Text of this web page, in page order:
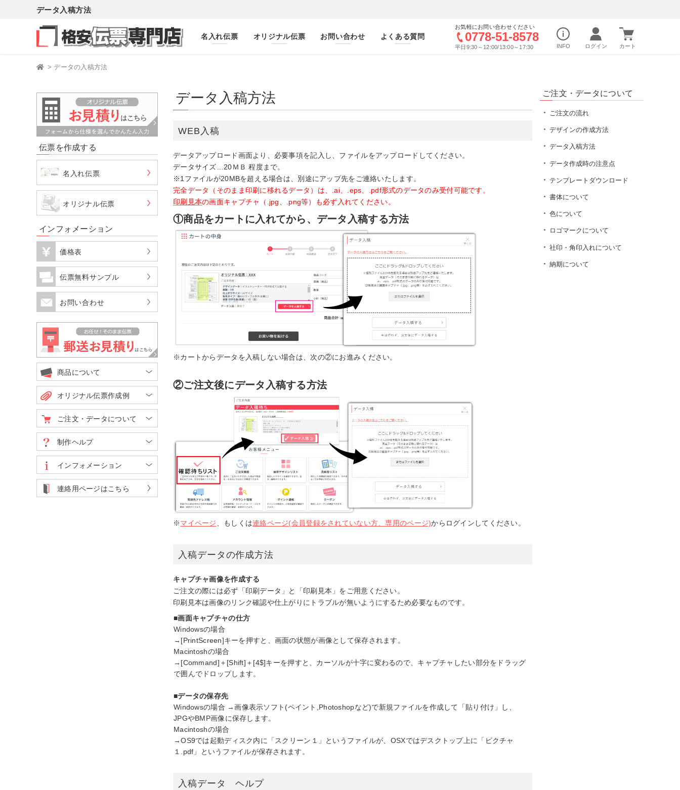
データ入稿方法
名入れ伝票 オリジナル伝票 お問い合わせ よくある質問
お気軽にお問い合わせください
0778-51-8578
平日9:30～12:00/13:00～17:30 INFO
> データの入稿方法
データ入稿方法
WEB入稿
データアップロード画面より、必要事項を記入し、ファイルをアップロードしてください。
データサイズ…20ＭＢ 程度まで。
※1ファイルが20MBを超える場合は、別途にアップ先をご連絡いたします。
完全データ（そのまま印刷に移れるデータ）は、.ai、.eps、.pdf形式のデータのみ受付可能です。
印刷見本の画面キャプチャ（.jpg、.png等）も必ず入れてください。
①商品をカートに入れてから、データ入稿する方法
※カートからデータを入稿しない場合は、次の②にお進みください。
②ご注文後にデータ入稿する方法
※マイページ 、もしくは連絡ページ(会員登録をされていない方、専用のページ)からログインしてください。
入稿データの作成方法
キャプチャ画像を作成する
ご注文の際には必ず「印刷データ」と「印刷見本」をご用意ください。
印刷見本は画像のリンク確認や仕上がりにトラブルが無いようにするため必要なものです。
■画面キャプチャの仕方
Windowsの場合
→[PrintScreen]キーを押すと、画面の状態が画像として保存されます。
Macintoshの場合
→[Command]＋[Shift]＋[4$]キーを押すと、カーソルが十字に変わるので、キャプチャしたい部分をドラッグ
で囲んでドロップします。
■データの保存先
Windowsの場合 →画像表示ソフト(ペイント,Photoshopなど)で新規ファイルを作成して「貼り付け」し、
JPGやBMP画像に保存します。
Macintoshの場合
→OS9では起動ディスク内に「スクリーン１」というファイルが、OSXではデスクトップ上に「ピクチャ
１.pdf」というファイルが保存されます。
入稿データ ヘルプ
ご注文・データについて
ご注文の流れ
デザインの作成方法
データ入稿方法
データ作成時の注意点
テンプレートダウンロード
書体について
色について
ロゴマークについて
社印・角印入れについて
納期について
伝票を作成する
名入れ伝票
オリジナル伝票
インフォメーション
価格表
伝票無料サンプル
お問い合わせ
商品について
オリジナル伝票作成例
ご注文・データについて
制作ヘルプ
インフォメーション
連絡用ページはこちら